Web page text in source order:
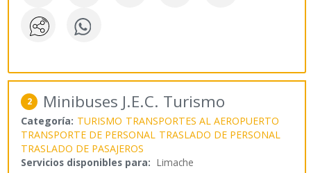
2 Minibuses J.E.C. Turismo
Categoría: TURISMO TRANSPORTES AL AEROPUERTO
TRANSPORTE DE PERSONAL TRASLADO DE PERSONAL
TRASLADO DE PASAJEROS
Servicios disponibles para: Limache